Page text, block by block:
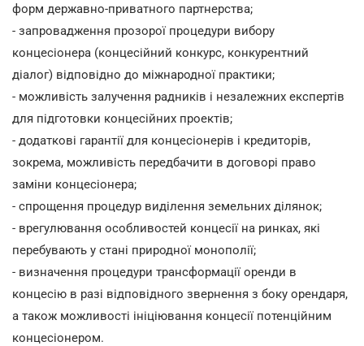
форм державно-приватного партнерства;
- запровадження прозорої процедури вибору
концесіонера (концесійний конкурс, конкурентний
діалог) відповідно до міжнародної практики;
- можливість залучення радників і незалежних експертів
для підготовки концесійних проектів;
- додаткові гарантії для концесіонерів і кредиторів,
зокрема, можливість передбачити в договорі право
заміни концесіонера;
- спрощення процедур виділення земельних ділянок;
- врегулювання особливостей концесії на ринках, які
перебувають у стані природної монополії;
- визначення процедури трансформації оренди в
концесію в разі відповідного звернення з боку орендаря,
а також можливості ініціювання концесії потенційним
концесіонером.